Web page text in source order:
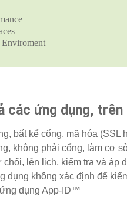
các ứng dụng,
bất kể cổng, mã hóa
không phải cổng, làm cơ
chối, lên lịch, kiểm tra và áp
dụng không xác định để
dụng App-ID™